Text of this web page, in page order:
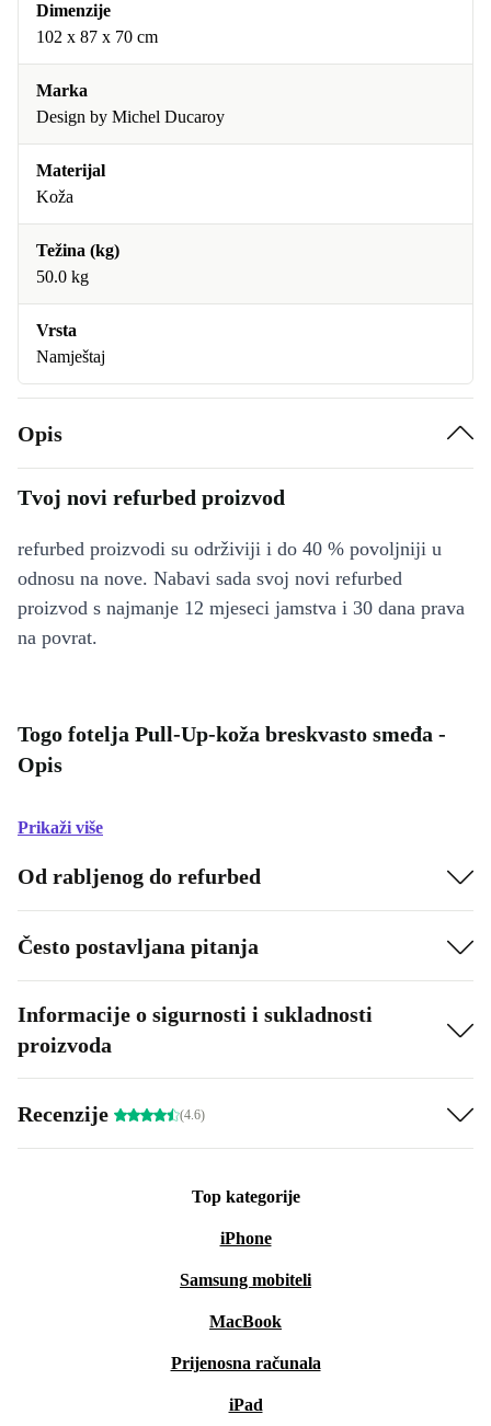
Dimenzije
102 x 87 x 70 cm
Marka
Design by Michel Ducaroy
Materijal
Koža
Težina (kg)
50.0 kg
Vrsta
Namještaj
Opis
Tvoj novi refurbed proizvod
refurbed proizvodi su održiviji i do 40 % povoljniji u
odnosu na nove. Nabavi sada svoj novi refurbed
proizvod s najmanje 12 mjeseci jamstva i 30 dana prava
na povrat.
Togo fotelja Pull-Up-koža breskvasto smeđa -
Opis
Prikaži više
Od rabljenog do refurbed
Često postavljana pitanja
Informacije o sigurnosti i sukladnosti
proizvoda
Recenzije (4.6)
Top kategorije
iPhone
Samsung mobiteli
MacBook
Prijenosna računala
iPad